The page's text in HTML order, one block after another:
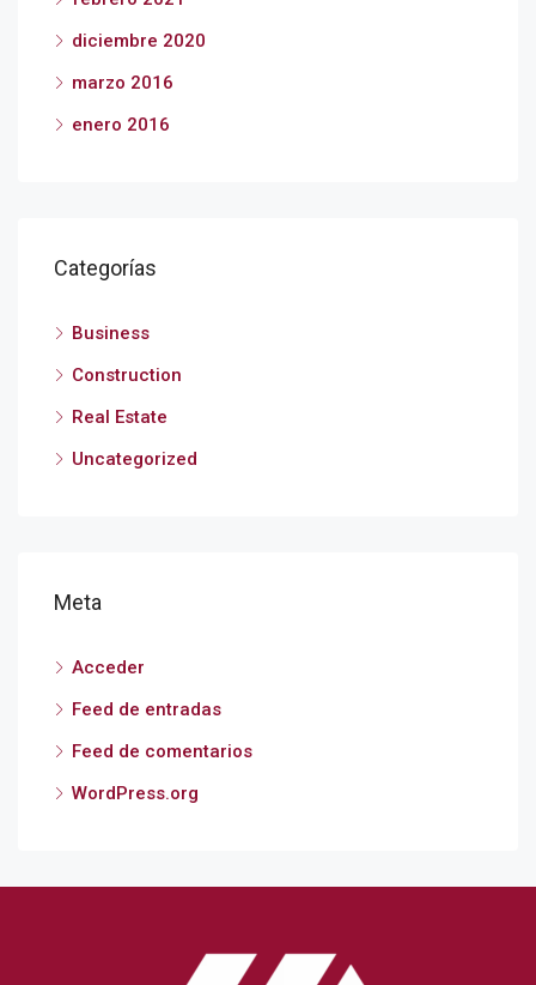
diciembre 2020
marzo 2016
enero 2016
Categorías
Business
Construction
Real Estate
Uncategorized
Meta
Acceder
Feed de entradas
Feed de comentarios
WordPress.org